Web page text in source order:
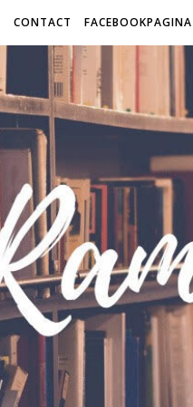
CONTACT FACEBOOKPAGINA